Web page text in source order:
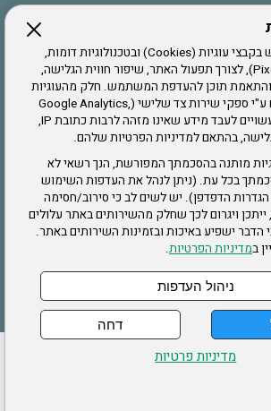
אתר זה עושה שימוש בקבצי עוגיות (Cookies) ובטכנולוגיות דומות,
לרבות פיקסלים (Pixels), לצורך תפעול האתר, שיפור חווית הגלישה,
והתאמת תוכן להעדפת המשתמש. חלק מהעוגיות
והפיקסלים מופעלים ע"י ספקי שירות צד שלישי (Google Analytics,
Meta Pixel וכו'), שעשויים לעבד מידע שאינו מזהה לרבות כתובת IP,
גלישה, בהתאם למדיניות הפרטיות שלהם.
מותנה בהסכמתך המפורשת, הנך רשאי לא
בכל עת. (ניתן לנהל את העדפות השימוש
הגדרות הדפדפן). יש לשים לב כי סירוב/חסימה
לשימוש ב Cookies, ייתכן ויגרום לכך שחלק מהשירותים באתר עלולים
הדבר ישפיע באיכות ובזמינות השירותים באתר.
במדיניות הפרטיות.
דחה
ניהול העדפות
מדיניות פרטיות
אתר צה"ל
שירותים
תעסוקה
בריאות
נגישות לעדכון פרטים אישיים